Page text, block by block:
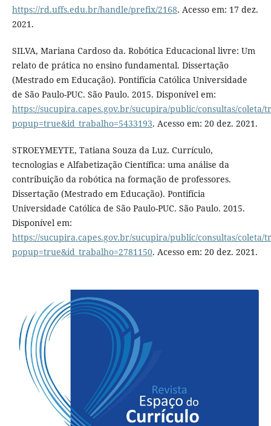
https://rd.uffs.edu.br/handle/prefix/2168. Acesso em: 17 dez.
2021.
SILVA, Mariana Cardoso da. Robótica Educacional livre: Um
relato de prática no ensino fundamental. Dissertação
(Mestrado em Educação). Pontifícia Católica Universidade
de São Paulo-PUC. São Paulo. 2015. Disponível em:
https://sucupira.capes.gov.br/sucupira/public/consultas/coleta/
popup=true&id_trabalho=5433193. Acesso em: 20 dez. 2021.
STROEYMEYTE, Tatiana Souza da Luz. Currículo,
tecnologias e Alfabetização Científica: uma análise da
contribuição da robótica na formação de professores.
Dissertação (Mestrado em Educação). Pontifícia
Universidade Católica de São Paulo-PUC. São Paulo. 2015.
Disponível em:
https://sucupira.capes.gov.br/sucupira/public/consultas/coleta/
popup=true&id_trabalho=2781150. Acesso em: 20 dez. 2021.